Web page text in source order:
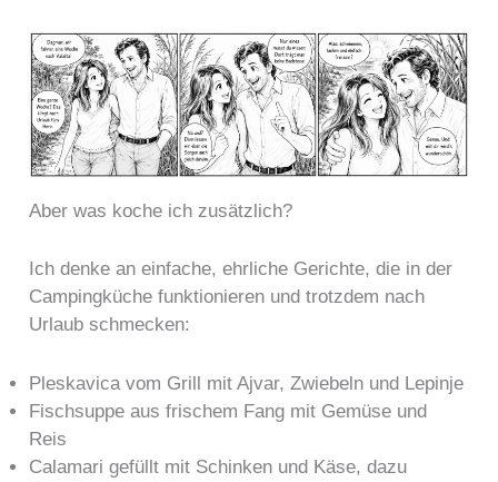
Aber was koche ich zusätzlich?
Ich denke an einfache, ehrliche Gerichte, die in der
Campingküche funktionieren und trotzdem nach
Urlaub schmecken:
Pleskavica vom Grill mit Ajvar, Zwiebeln und Lepinje
Fischsuppe aus frischem Fang mit Gemüse und
Reis
Calamari gefüllt mit Schinken und Käse, dazu